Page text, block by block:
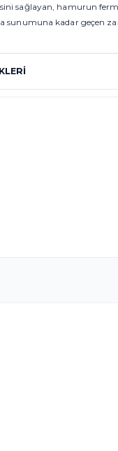
sağlayan, hamurun
sunumuna kadar geçen